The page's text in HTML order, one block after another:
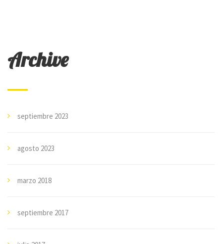
Archive
septiembre 2023
agosto 2023
marzo 2018
septiembre 2017